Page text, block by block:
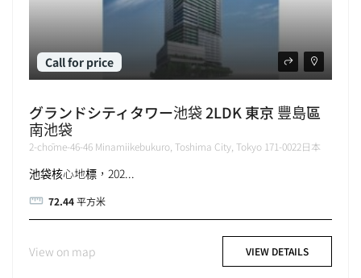
Call for price
グランドシティタワー池袋 2LDK 東京 豐島區
南池袋
2-chōme-46-46 Minamiikebukuro, Toshima City, Tokyo 171-0022日本
池袋核心地標，202...
72.44平方米
View on map VIEW DETAILS